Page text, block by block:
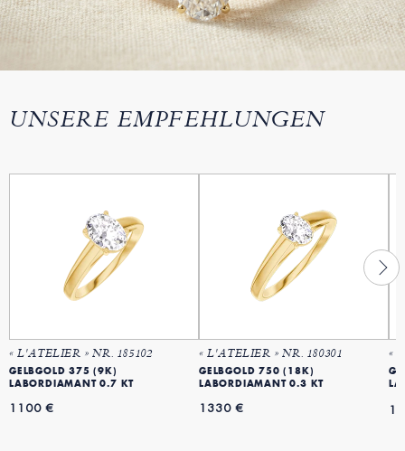
UNSERE EMPFEHLUNGEN
« L'ATELIER » NR. 185102
GELBGOLD 375 (9K)
LABORDIAMANT 0.7 KT
1100 €
« L'ATELIER » NR. 180301
GELBGOLD 750 (18K)
LABORDIAMANT 0.3 KT
1330 €
«